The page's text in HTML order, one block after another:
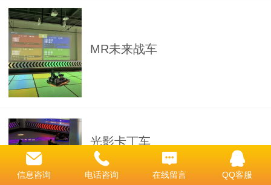
MR未来战车
光影卡丁车
信息咨询 电话咨询 在线留言 QQ客服